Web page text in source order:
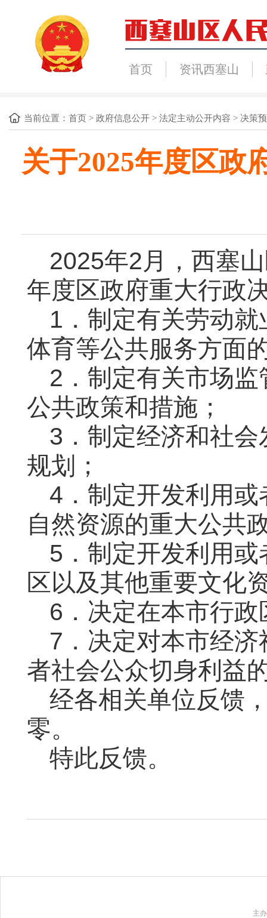
首页 资讯西塞山
当前位置： 首页 > 政府信息公开 > 法定主动公开内容 > 决策
关于2025年度区政
2025年2月， 西塞山
年度区政府重大行政
1．制定有关劳动
体育等公共服务方面
2．制定有关市场
公共政策和措施；
3．制定经济和社
规划；
4．制定开发利用
自然资源的重大公共
5．制定开发利用
区以及其他重要文化
6．决定在本市行
7．决定对本市经
者社会公众切身利益
经各相关单位反馈
零。
特此反馈。
主